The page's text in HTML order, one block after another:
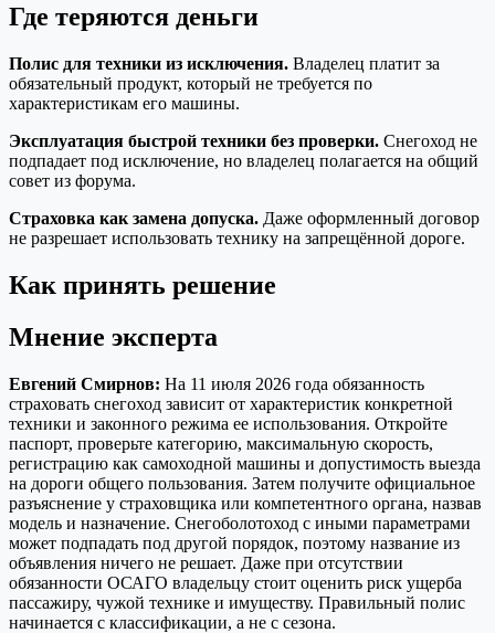
Где теряются деньги
Полис для техники из исключения. Владелец платит за
обязательный продукт, который не требуется по
характеристикам его машины.
Эксплуатация быстрой техники без проверки. Снегоход не
подпадает под исключение, но владелец полагается на общий
совет из форума.
Страховка как замена допуска. Даже оформленный договор
не разрешает использовать технику на запрещённой дороге.
Как принять решение
Мнение эксперта
Евгений Смирнов: На 11 июля 2026 года обязанность
страховать снегоход зависит от характеристик конкретной
техники и законного режима ее использования. Откройте
паспорт, проверьте категорию, максимальную скорость,
регистрацию как самоходной машины и допустимость выезда
на дороги общего пользования. Затем получите официальное
разъяснение у страховщика или компетентного органа, назвав
модель и назначение. Снегоболотоход с иными параметрами
может подпадать под другой порядок, поэтому название из
объявления ничего не решает. Даже при отсутствии
обязанности ОСАГО владельцу стоит оценить риск ущерба
пассажиру, чужой технике и имуществу. Правильный полис
начинается с классификации, а не с сезона.